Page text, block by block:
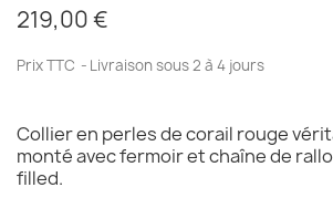
219,00 €
Prix TTC Livraison sous 2 à 4 jours
Collier en perles de corail rouge
monté avec fermoir et chaîne de
filled.